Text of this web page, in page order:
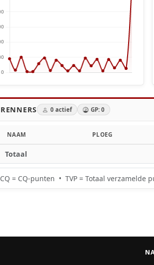
RENNERS 0 actief GP: 0
NAAM PLOEG
Totaal
CQ = CQ-punten • TVP = Totaal verzamelde